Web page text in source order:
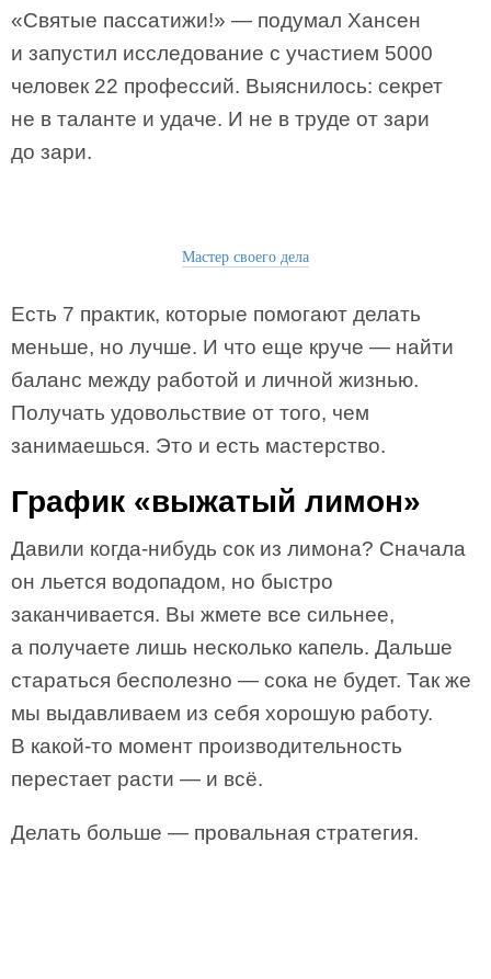
«Святые пассатижи!» — подумал Хансен
и запустил исследование с участием 5000
человек 22 профессий. Выяснилось: секрет
не в таланте и удаче. И не в труде от зари
до зари.
Мастер своего дела
Есть 7 практик, которые помогают делать
меньше, но лучше. И что еще круче — найти
баланс между работой и личной жизнью.
Получать удовольствие от того, чем
занимаешься. Это и есть мастерство.
График «выжатый лимон»
Давили когда-нибудь сок из лимона? Сначала
он льется водопадом, но быстро
заканчивается. Вы жмете все сильнее,
а получаете лишь несколько капель. Дальше
стараться бесполезно — сока не будет. Так же
мы выдавливаем из себя хорошую работу.
В какой-то момент производительность
перестает расти — и всё.
Делать больше — провальная стратегия.